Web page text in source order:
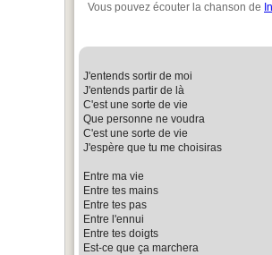
Vous pouvez écouter la chanson de
J'entends sortir de moi
J'entends partir de là
C'est une sorte de vie
Que personne ne voudra
C'est une sorte de vie
J'espère que tu me choisiras
Entre ma vie
Entre tes mains
Entre tes pas
Entre l'ennui
Entre tes doigts
Est-ce que ça marchera